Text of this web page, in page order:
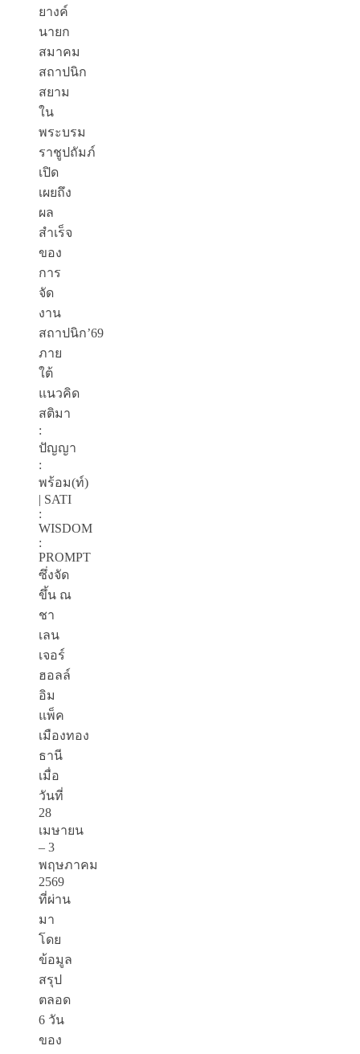
ยางค์
นายก
สมาคม
สถาปนิก
สยาม
ใน
พระบรม
ราชูปถัมภ์
เปิด
เผยถึง
ผล
สำเร็จ
ของ
การ
จัด
งาน
สถาปนิก’69
ภาย
ใต้
แนวคิด
สติมา
:
ปัญญา
:
พร้อม(ท์)
| SATI
:
WISDOM
:
PROMPT
ซึ่งจัด
ขึ้น ณ
ชา
เลน
เจอร์
ฮอลล์
อิม
แพ็ค
เมืองทอง
ธานี
เมื่อ
วันที่
28
เมษายน
– 3
พฤษภาคม
2569
ที่ผ่าน
มา
โดย
ข้อมูล
สรุป
ตลอด
6 วัน
ของ